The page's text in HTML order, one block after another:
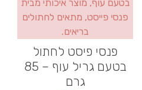
פנסי פיסט לחתול
בטעם גריל עוף – 85
גרם